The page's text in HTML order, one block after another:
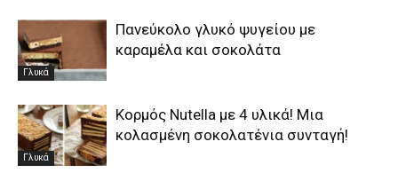
Γλυκά
Πανεύκολο γλυκό ψυγείου με
καραμέλα και σοκολάτα
Γλυκά
Κορμός Νutella με 4 υλικά! Μια
κολασμένη σοκολατένια συνταγή!